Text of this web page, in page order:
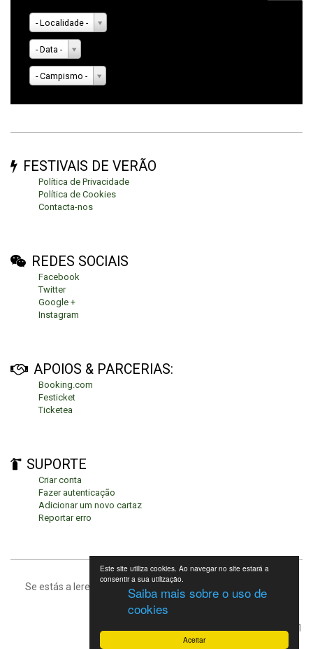
Este site utiliza cookies. Ao navegar no site estará a
consentir a sua utilização.
Saiba mais sobre o uso de
cookies
Aceitar
- Localidade -
- Data -
- Campismo -
FESTIVAIS DE VERÃO
Política de Privacidade
Política de Cookies
Contacta-nos
REDES SOCIAIS
Facebook
Twitter
Google +
Instagram
APOIOS & PARCERIAS:
Booking.com
Festicket
Ticketea
SUPORTE
Criar conta
Fazer autenticação
Adicionar um novo cartaz
Reportar erro
Se estás a leres isto, significa que estás no fundo da página.
Festivais de Verão 2021